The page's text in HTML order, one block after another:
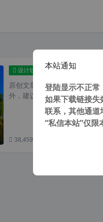
设计软件 CorelDRAW 2019
原创文章，转载请注明： 转
外，建议避开晚上的访问高峰
38,459 次浏览
本站通知
登陆显示不正常
如果下载链接失
联系，其他通
“私信本站”仅